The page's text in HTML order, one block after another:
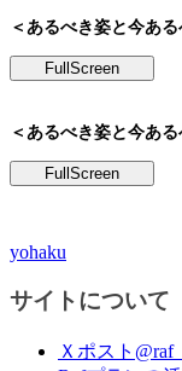
＜あるべき姿と今あ
＜あるべき姿と今あ
yohaku
サイトについて
Ｘポスト